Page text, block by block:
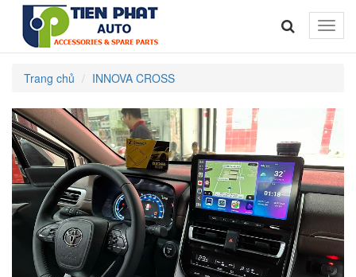
Toggle
Trang chủ INNOVA CROSS